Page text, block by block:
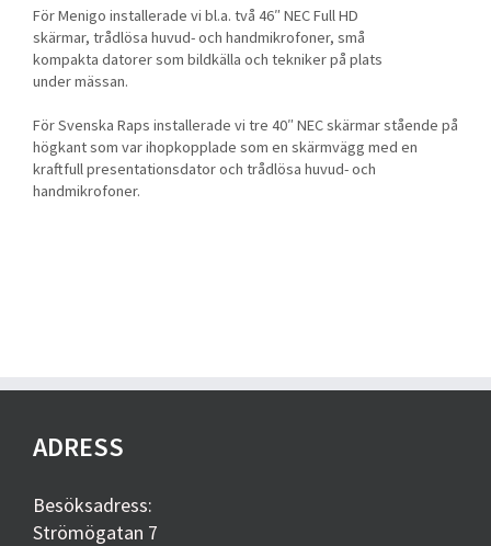
För Menigo installerade vi bl.a. två 46″ NEC Full HD
skärmar, trådlösa huvud- och handmikrofoner, små
kompakta datorer som bildkälla och tekniker på plats
under mässan.
För Svenska Raps installerade vi tre 40″ NEC skärmar stående på
högkant som var ihopkopplade som en skärmvägg med en
kraftfull presentationsdator och trådlösa huvud- och
handmikrofoner.
ADRESS
Besöksadress:
Strömögatan 7